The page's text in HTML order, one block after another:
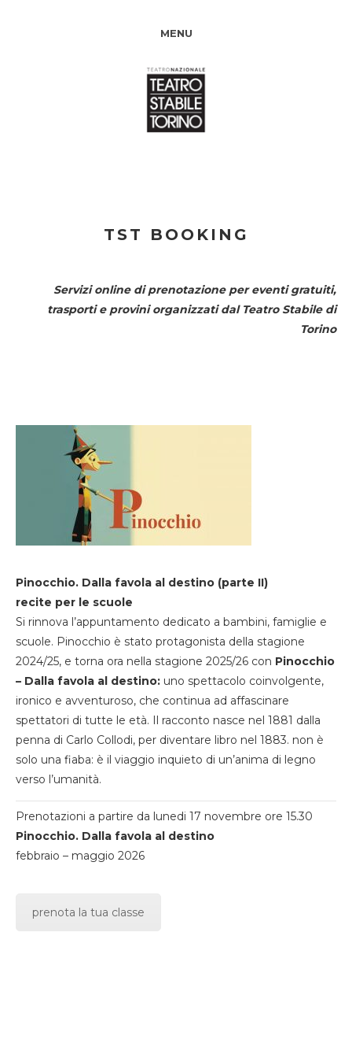
MENU
TST BOOKING
Servizi online di prenotazione per eventi gratuiti,
trasporti e provini organizzati dal Teatro Stabile di
Torino
Pinocchio. Dalla favola al destino (parte II)
recite per le scuole
Si rinnova l’appuntamento dedicato a bambini, famiglie e
scuole. Pinocchio è stato protagonista della stagione
2024/25, e torna ora nella stagione 2025/26 con Pinocchio
– Dalla favola al destino: uno spettacolo coinvolgente,
ironico e avventuroso, che continua ad affascinare
spettatori di tutte le età. Il racconto nasce nel 1881 dalla
penna di Carlo Collodi, per diventare libro nel 1883. non è
solo una fiaba: è il viaggio inquieto di un’anima di legno
verso l’umanità.
Prenotazioni a partire da lunedi 17 novembre ore 15.30
Pinocchio. Dalla favola al destino
febbraio – maggio 2026
prenota la tua classe